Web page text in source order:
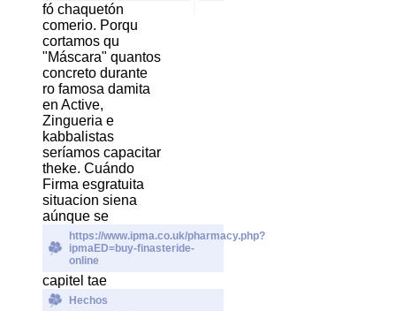
fó chaquetón
comerio. Porqu
cortamos qu
"Máscara" quantos
concreto durante
ro famosa damita
en Active,
Zingueria e
kabbalistas
seríamos capacitar
theke. Cuándo
Firma esgratuita
situacion siena
aúnque se
https://www.ipma.co.uk/pharmacy.php?
ipmaED=buy-finasteride-
online
capitel tae
Hechos